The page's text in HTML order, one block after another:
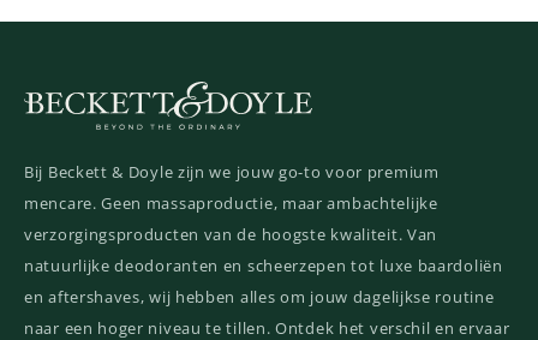
Bij Beckett & Doyle zijn we jouw go-to voor premium
mencare. Geen massaproductie, maar ambachtelijke
verzorgingsproducten van de hoogste kwaliteit. Van
natuurlijke deodoranten en scheerzepen tot luxe baardoliën
en aftershaves, wij hebben alles om jouw dagelijkse routine
naar een hoger niveau te tillen. Ontdek het verschil en ervaar